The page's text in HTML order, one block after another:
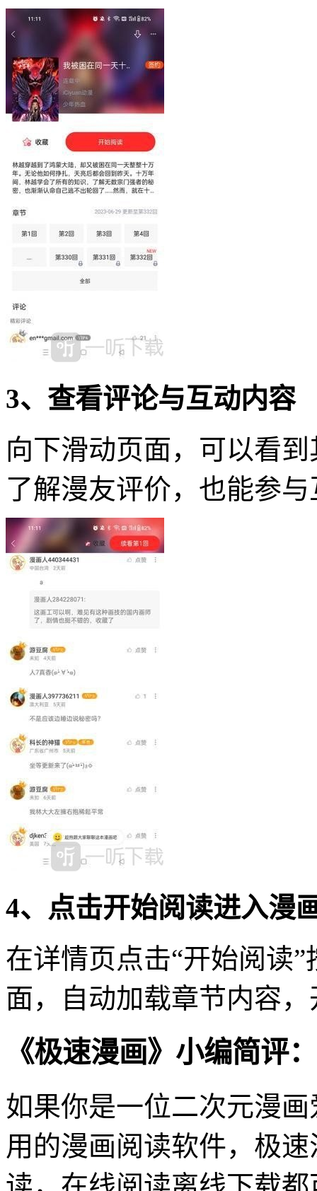
3、查看评论与互动内容
向下滑动页面，可以看
了解漫友评价，也能参
4、点击开始阅读进入漫
在详情页点击“开始阅读
面，自动加载章节内容
《极速漫画》小编简评：
如果你是一位二次元漫
用的漫画阅读软件，极